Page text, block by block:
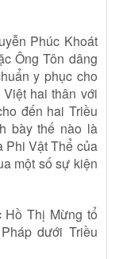
Phúc Khoát
Ông Tôn dâng
y phục cho
hai thân với
đến hai Triều
bày thế nào là
Phi Vật Thể của
một số sự kiện
Thị Mừng tổ
dưới Triều